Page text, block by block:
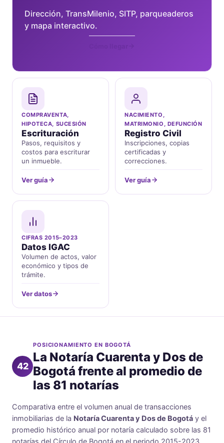
Dirección, TransMilenio, SITP, parqueaderos
y mapa interactivo.
COMPRAVENTA,
HIPOTECA, SUCESIÓN
Escrituración
Pasos, requisitos y
costos para escriturar
un inmueble.
Ver guía
NACIMIENTO,
MATRIMONIO, DEFUNCIÓN
Registro Civil
Inscripciones, copias
certificadas y
correcciones.
Ver guía
CIFRAS 2015–2023
Datos IGAC
Volumen de actos, valor
económico y tipos de
trámite.
Ver datos
42
POSICIONAMIENTO EN BOGOTÁ
La Notaría Cuarenta y Dos de
Bogotá frente al promedio de
las 81 notarías
Comparativa entre el volumen anual de transacciones
inmobiliarias de la Notaría Cuarenta y Dos de Bogotá y el
promedio histórico anual por notaría calculado sobre las 81